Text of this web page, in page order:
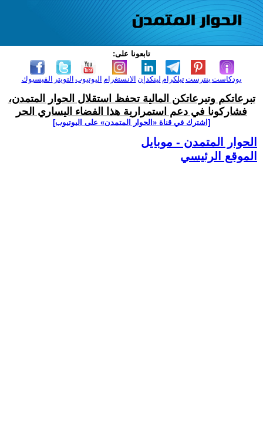
تابعونا على:
الفيسبوك التويتر اليوتيوب الانستغرام لينكدإن تيلكرامبنترست بودكاست
تبرعاتكم وتبرعاتكن المالية تحفظ استقلال الحوار المتمدن،
فشاركونا في دعم استمرارية هذا الفضاء اليساري الحر
[اشترك في قناة ‫«الحوار المتمدن» على اليوتيوب]
الحوار المتمدن - موبايل
الموقع الرئيسي